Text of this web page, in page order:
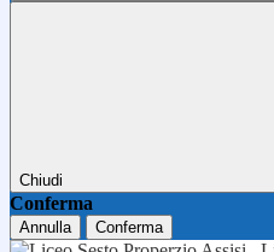
Chiudi
Conferma
Annulla Conferma